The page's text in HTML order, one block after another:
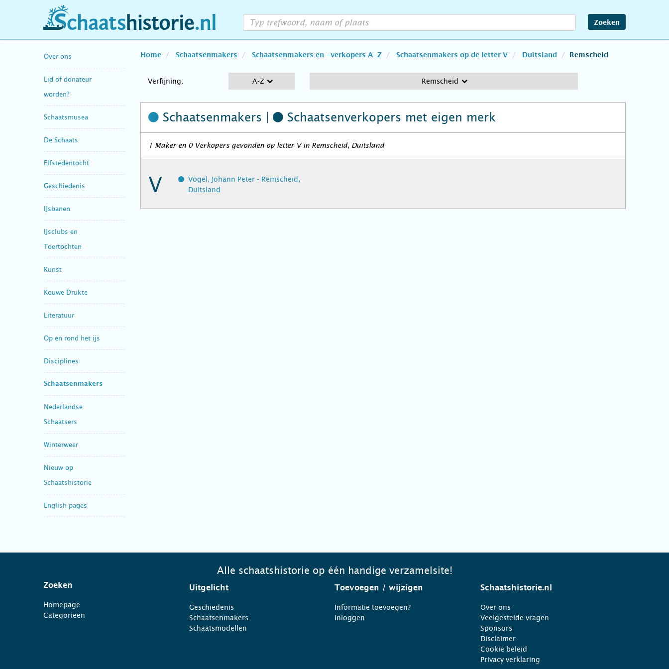
schaatshistorie.nl Zoeken
Over ons
Lid of donateur
worden?
Schaatsmusea
De Schaats
Elfstedentocht
Geschiedenis
IJsbanen
IJsclubs en
Toertochten
Kunst
Kouwe Drukte
Literatuur
Op en rond het ijs
Disciplines
Schaatsenmakers
Nederlandse
Schaatsers
Winterweer
Nieuw op
Schaatshistorie
English pages
Home Schaatsenmakers Schaatsenmakers en -verkopers A-Z Schaatsenmakers op de letter V Duitsland Remscheid
Verfijning: A-Z Remscheid
Schaatsenmakers | Schaatsenverkopers met eigen merk
1 Maker en 0 Verkopers gevonden op letter V in Remscheid, Duitsland
V
Vogel, Johann Peter - Remscheid,
Duitsland
Alle schaatshistorie op één handige verzamelsite!
Zoeken
Homepage
Categorieën
Uitgelicht
Geschiedenis
Schaatsenmakers
Schaatsmodellen
Toevoegen / wijzigen
Informatie toevoegen?
Inloggen
Schaatshistorie.nl
Over ons
Veelgestelde vragen
Sponsors
Disclaimer
Cookie beleid
Privacy verklaring